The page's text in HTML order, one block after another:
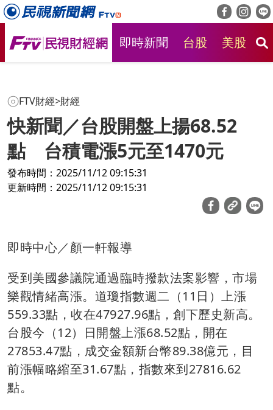
即時新聞 台股 美股
FTV財經>財經
快新聞／台股開盤上揚68.52
點 台積電漲5元至1470元
發布時間：2025/11/12 09:15:31
更新時間：2025/11/12 09:15:31
即時中心／顏一軒報導
受到美國參議院通過臨時撥款法案影響，市場
樂觀情緒高漲。道瓊指數週二（11日）上漲
559.33點，收在47927.96點，創下歷史新高。
台股今（12）日開盤上漲68.52點，開在
27853.47點，成交金額新台幣89.38億元，目
前漲幅略縮至31.67點，指數來到27816.62
點。